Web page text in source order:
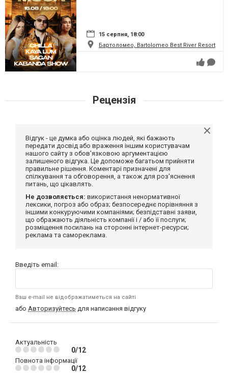
15 серпня, 18:00
Бартоломео, Bartolomeo Best River Resort
Рецензія
Відгук - це думка або оцінка людей, які бажають
передати досвід або враження іншим користувачам
нашого сайту з обов'язковою аргументацією
залишеного відгука. Це допоможе багатьом прийняти
правильне рішення. Коментарі призначені для
спілкування та обговорення, а також для роз'яснення
питань, що цікавлять.
Не дозволяється: використання ненормативної
лексики, погроз або образ; безпосереднє порівняння з
іншими конкуруючими компаніями; безпідставні заяви,
що ображають діяльність компанії і / або її послуги;
розміщення посилань на сторонні інтернет-ресурси;
реклама та самореклама.
Введіть email:
Ваш e-mail не відображатиметься на сайті
або Авторизуйтесь для написання відгуку
Актуальність
0/12
Повнота інформації
0/12